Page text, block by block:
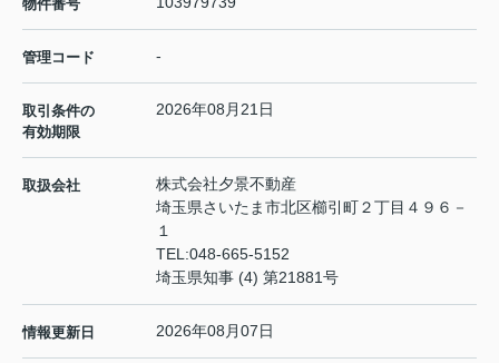
物件番号
管理コード -
取引条件の
有効期限
2026年08月21日
取扱会社
株式会社夕景不動産
埼玉県さいたま市北区櫛引町２丁目４９６－
１
TEL:048-665-5152
埼玉県知事 (4) 第21881号
情報更新日 2026年08月07日